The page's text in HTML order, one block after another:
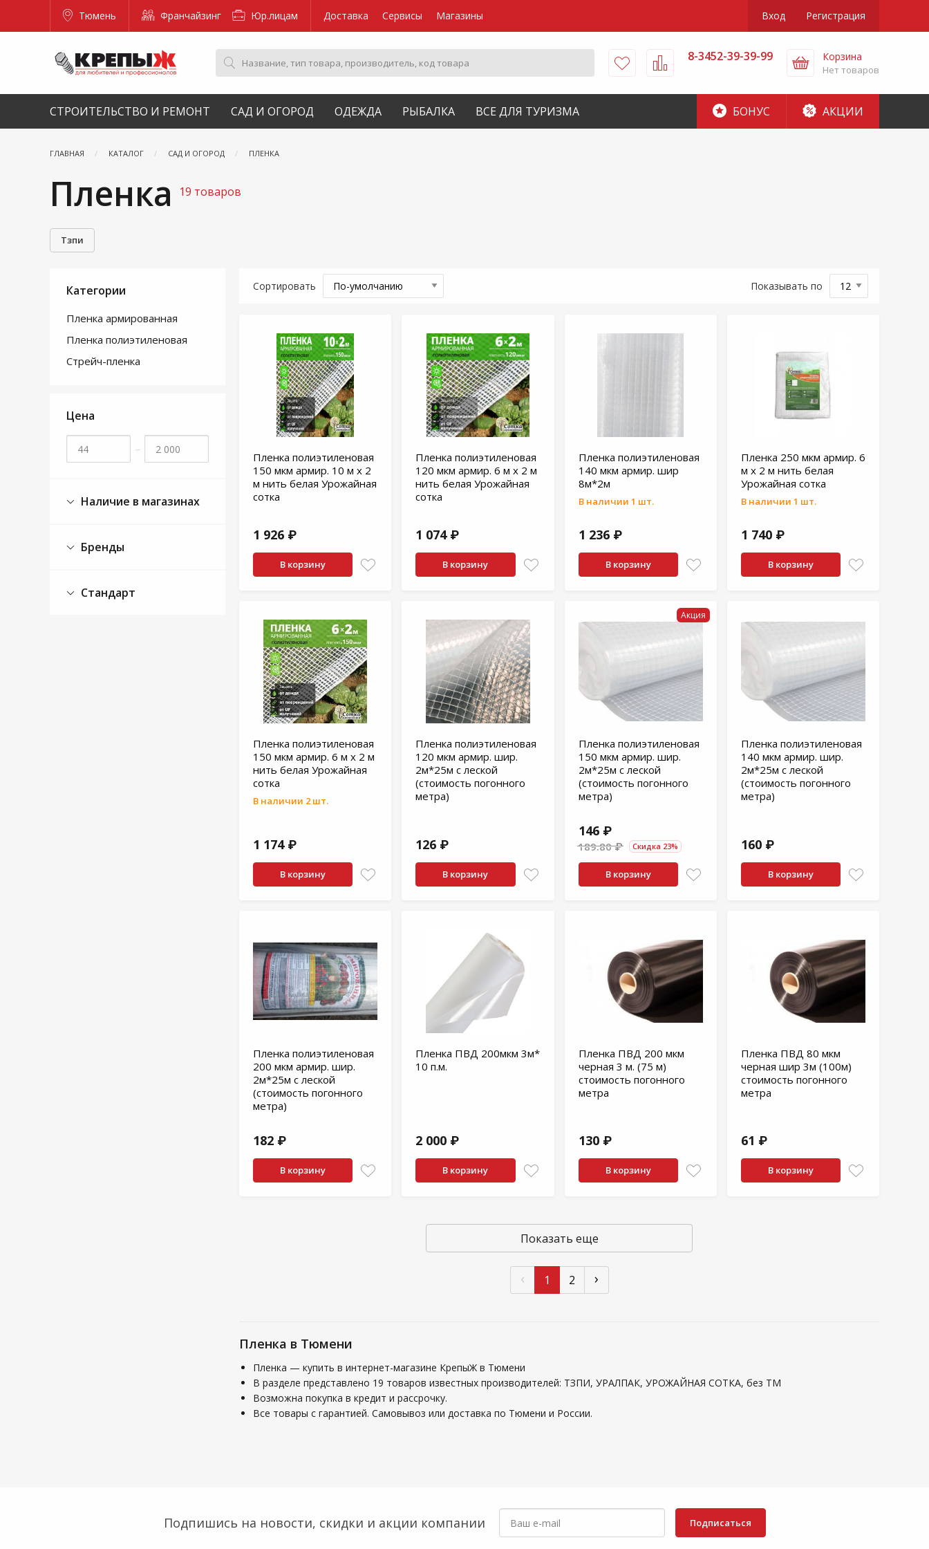
Тюмень Франчайзинг Юр.лицам Доставка Сервисы Магазины Вход Регистрация
8-3452-39-39-99 Корзина
Нет товаров
СТРОИТЕЛЬСТВО И РЕМОНТ САД И ОГОРОД ОДЕЖДА РЫБАЛКА ВСЕ ДЛЯ ТУРИЗМА БОНУС АКЦИИ
ГЛАВНАЯ КАТАЛОГ САД И ОГОРОД ПЛЕНКА
Пленка 19 товаров
Тзпи
Категории
Пленка армированная
Пленка полиэтиленовая
Стрейч-пленка
Цена
–
Наличие в магазинах
Бренды
Стандарт
Сортировать Показывать по
Пленка полиэтиленовая
150 мкм армир. 10 м х 2
м нить белая Урожайная
сотка
1 926 ₽
В корзину
Пленка полиэтиленовая
120 мкм армир. 6 м х 2 м
нить белая Урожайная
сотка
1 074 ₽
В корзину
Пленка полиэтиленовая
140 мкм армир. шир
8м*2м
В наличии 1 шт.
1 236 ₽
В корзину
Пленка 250 мкм армир. 6
м х 2 м нить белая
Урожайная сотка
В наличии 1 шт.
1 740 ₽
В корзину
Пленка полиэтиленовая
150 мкм армир. 6 м х 2 м
нить белая Урожайная
сотка
В наличии 2 шт.
1 174 ₽
В корзину
Пленка полиэтиленовая
120 мкм армир. шир.
2м*25м с леской
(стоимость погонного
метра)
126 ₽
В корзину
Акция
Пленка полиэтиленовая
150 мкм армир. шир.
2м*25м с леской
(стоимость погонного
метра)
146 ₽
189.80 ₽ Скидка 23%
В корзину
Пленка полиэтиленовая
140 мкм армир. шир.
2м*25м с леской
(стоимость погонного
метра)
160 ₽
В корзину
Пленка полиэтиленовая
200 мкм армир. шир.
2м*25м с леской
(стоимость погонного
метра)
182 ₽
В корзину
Пленка ПВД 200мкм 3м*
10 п.м.
2 000 ₽
В корзину
Пленка ПВД 200 мкм
черная 3 м. (75 м)
стоимость погонного
метра
130 ₽
В корзину
Пленка ПВД 80 мкм
черная шир 3м (100м)
стоимость погонного
метра
61 ₽
В корзину
Показать еще
‹ 1 2 ›
Пленка в Тюмени
Пленка — купить в интернет-магазине КрепыЖ в Тюмени
В разделе представлено 19 товаров известных производителей: ТЗПИ, УРАЛПАК, УРОЖАЙНАЯ СОТКА, без ТМ
Возможна покупка в кредит и рассрочку.
Все товары с гарантией. Самовывоз или доставка по Тюмени и России.
Подпишись на новости, скидки и акции компании Подписаться